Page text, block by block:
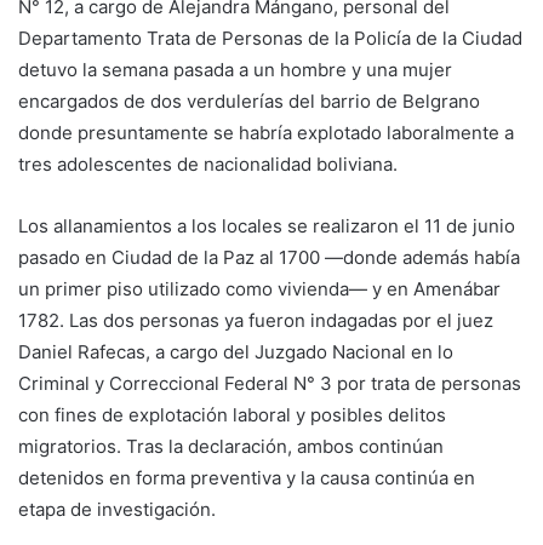
N° 12, a cargo de Alejandra Mángano, personal del
Departamento Trata de Personas de la Policía de la Ciudad
detuvo la semana pasada a un hombre y una mujer
encargados de dos verdulerías del barrio de Belgrano
donde presuntamente se habría explotado laboralmente a
tres adolescentes de nacionalidad boliviana.
Los allanamientos a los locales se realizaron el 11 de junio
pasado en Ciudad de la Paz al 1700 —donde además había
un primer piso utilizado como vivienda— y en Amenábar
1782. Las dos personas ya fueron indagadas por el juez
Daniel Rafecas, a cargo del Juzgado Nacional en lo
Criminal y Correccional Federal N° 3 por trata de personas
con fines de explotación laboral y posibles delitos
migratorios. Tras la declaración, ambos continúan
detenidos en forma preventiva y la causa continúa en
etapa de investigación.